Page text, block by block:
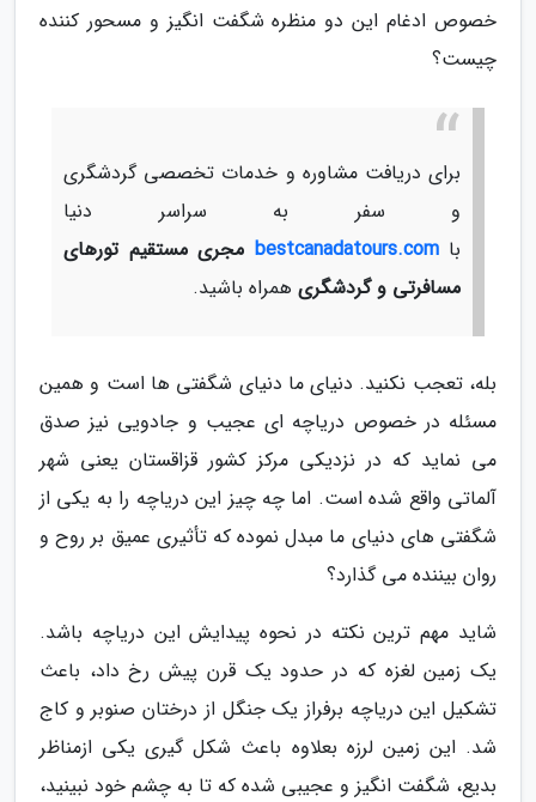
خصوص ادغام این دو منظره شگفت انگیز و مسحور کننده
چیست؟
برای دریافت مشاوره و خدمات تخصصی گردشگری
و سفر به سراسر دنیا
باbestcanadatours.com مجری مستقیم تورهای
مسافرتی و گردشگری همراه باشید.
بله، تعجب نکنید. دنیای ما دنیای شگفتی ها است و همین
مسئله در خصوص دریاچه ای عجیب و جادویی نیز صدق
می نماید که در نزدیکی مرکز کشور قزاقستان یعنی شهر
آلماتی واقع شده است. اما چه چیز این دریاچه را به یکی از
شگفتی های دنیای ما مبدل نموده که تأثیری عمیق بر روح و
روان بیننده می گذارد؟
شاید مهم ترین نکته در نحوه پیدایش این دریاچه باشد.
یک زمین لغزه که در حدود یک قرن پیش رخ داد، باعث
تشکیل این دریاچه برفراز یک جنگل از درختان صنوبر و کاج
شد. این زمین لرزه بعلاوه باعث شکل گیری یکی ازمناظر
بدیع، شگفت انگیز و عجیبی شده که تا به چشم خود نبینید،